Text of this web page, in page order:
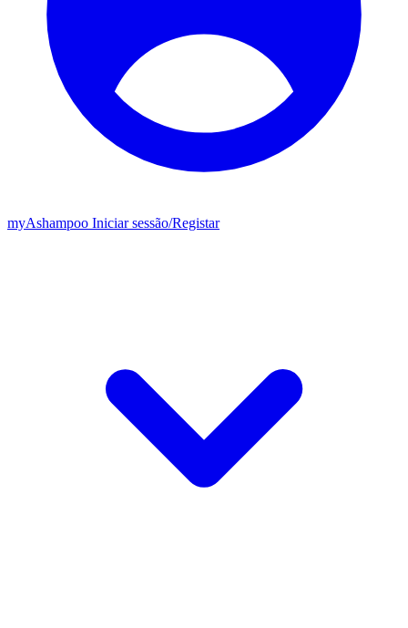
myAshampoo Iniciar sessão/Registar